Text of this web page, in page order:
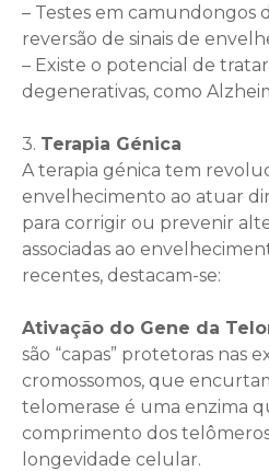
– Testes em camundongos
reversão de sinais de
– Existe o potencial de
degenerativas, como
3. Terapia Génica
A terapia génica tem
envelhecimento ao atuar
para corrigir ou prevenir
associadas ao
recentes, destacam-se:
Ativação do Gene da
são “capas” protetoras nas
cromossomos, que
telomerase é uma enzima
comprimento dos
longevidade celular.